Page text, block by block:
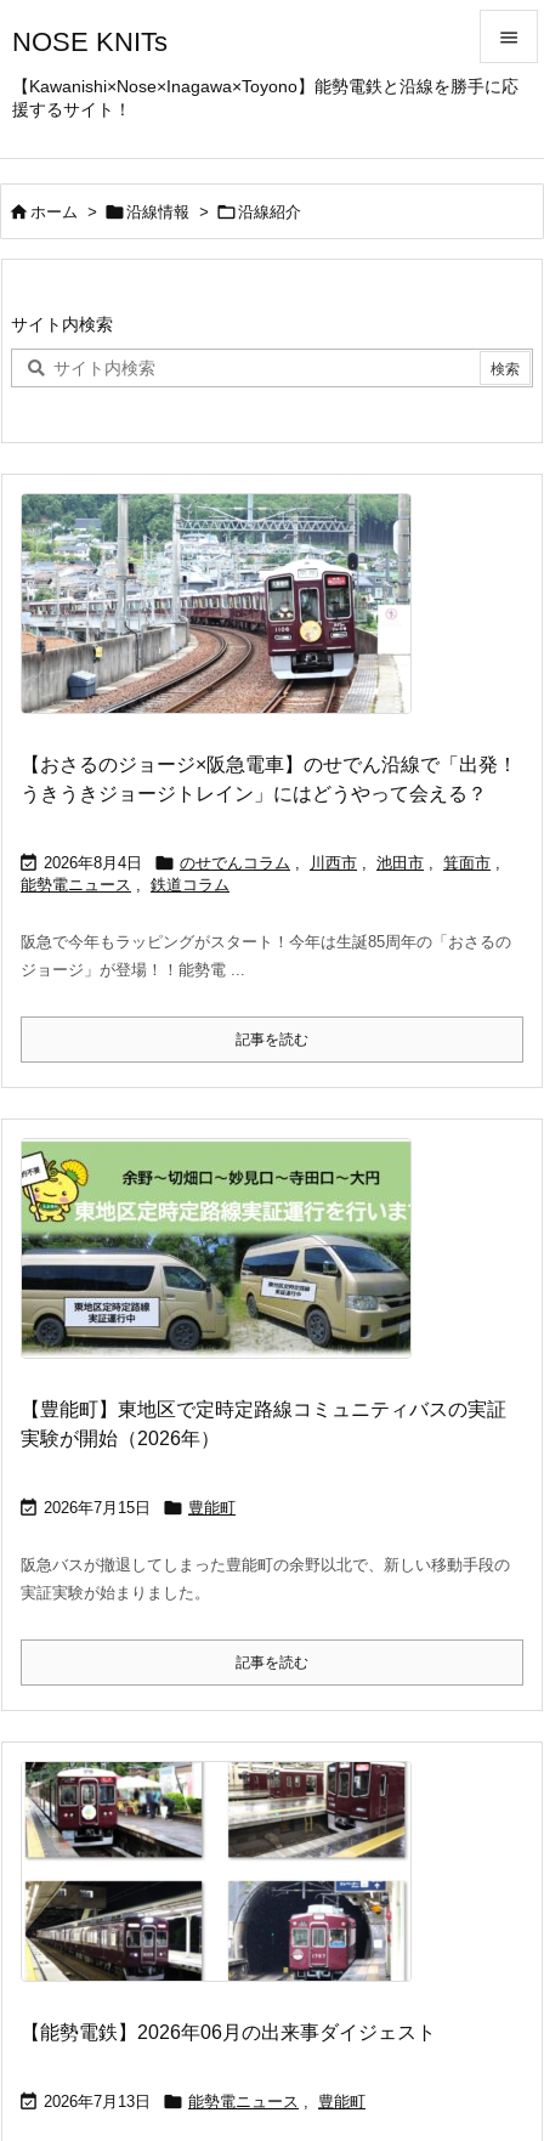
NOSE KNITs
【Kawanishi×Nose×Inagawa×Toyono】能勢電鉄と沿線を勝手に応
援するサイト！


前へ
検索
ホーム > 沿線情報 > 沿線紹介
サイト内検索
【おさるのジョージ×阪急電車】のせでん沿線で「出発！
うきうきジョージトレイン」にはどうやって会える？
 2026年8月4日  のせでんコラム , 川西市 , 池田市 , 箕面市 ,
能勢電ニュース , 鉄道コラム
阪急で今年もラッピングがスタート！今年は生誕85周年の「おさるの
ジョージ」が登場！！能勢電 ...
記事を読む
【豊能町】東地区で定時定路線コミュニティバスの実証
実験が開始（2026年）
 2026年7月15日  豊能町
阪急バスが撤退してしまった豊能町の余野以北で、新しい移動手段の
実証実験が始まりました。
記事を読む
【能勢電鉄】2026年06月の出来事ダイジェスト
 2026年7月13日  能勢電ニュース , 豊能町